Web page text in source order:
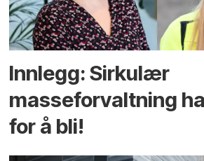
Innlegg: Sirkulær
masseforvaltning
for å bli!